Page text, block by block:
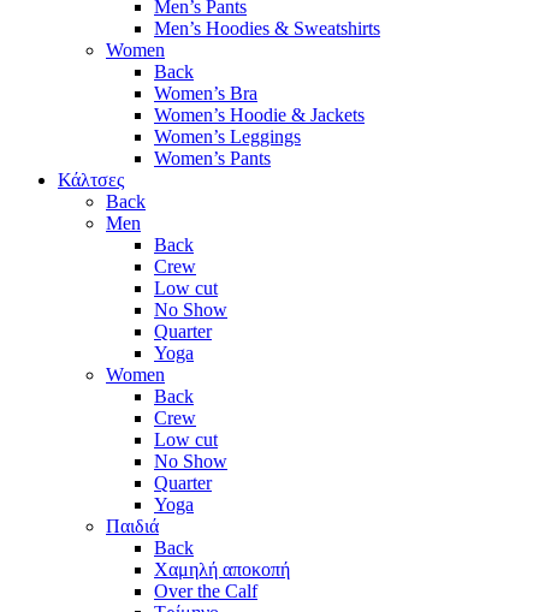
Men’s Pants
Men’s Hoodies & Sweatshirts
Women
Back
Women’s Bra
Women’s Hoodie & Jackets
Women’s Leggings
Women’s Pants
Κάλτσες
Back
Men
Back
Crew
Low cut
No Show
Quarter
Yoga
Women
Back
Crew
Low cut
No Show
Quarter
Yoga
Παιδιά
Back
Χαμηλή αποκοπή
Over the Calf